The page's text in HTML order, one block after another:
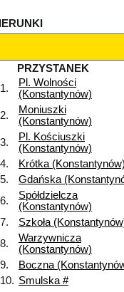
PRZYSTANEK
1.
Pl. Wolności
(Konstantynów)
2.
Moniuszki
(Konstantynów)
3.
Pl. Kościuszki
(Konstantynów)
4. Krótka (Konstantynów)
5. Gdańska
6.
Spółdzielcza
(Konstantynów)
7.
Szkoła
8.
Warzywnicza
(Konstantynów)
9. Boczna
10. Smulska #